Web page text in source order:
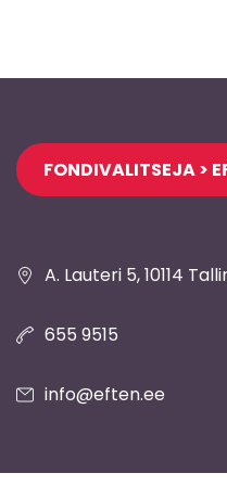
Jaluse
navigatsioon
A. Lauteri 5, 10114
FONDIVALITSEJA >
655 9515
info@eften.ee